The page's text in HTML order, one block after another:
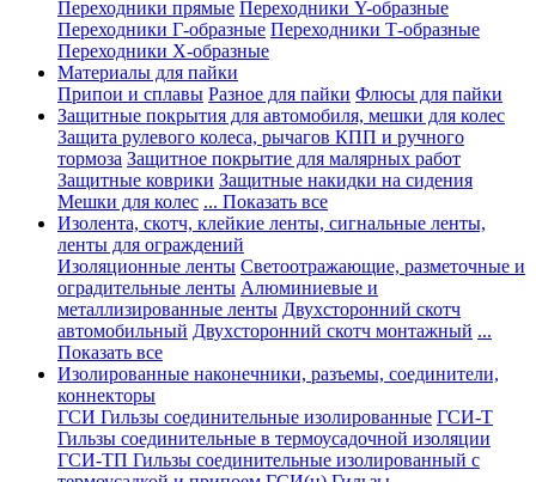
Переходники прямые Переходники Y-образные
Переходники Г-образные Переходники Т-образные
Переходники Х-образные
Материалы для пайки
Припои и сплавы Разное для пайки Флюсы для пайки
Защитные покрытия для автомобиля, мешки для колес
Защита рулевого колеса, рычагов КПП и ручного
тормоза Защитное покрытие для малярных работ
Защитные коврики Защитные накидки на сидения
Мешки для колес ... Показать все
Изолента, скотч, клейкие ленты, сигнальные ленты,
ленты для ограждений
Изоляционные ленты Светоотражающие, разметочные и
оградительные ленты Алюминиевые и
металлизированные ленты Двухсторонний скотч
автомобильный Двухсторонний скотч монтажный ...
Показать все
Изолированные наконечники, разъемы, соединители,
коннекторы
ГСИ Гильзы соединительные изолированные ГСИ-Т
Гильзы соединительные в термоусадочной изоляции
ГСИ-ТП Гильзы соединительные изолированный с